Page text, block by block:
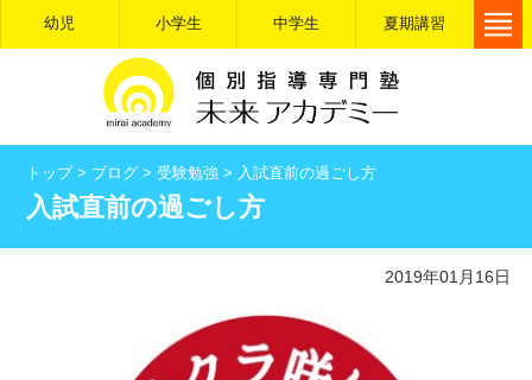
幼児 小学生 中学生 夏期講習
トップ> ブログ >受験勉強 > 入試直前の過ごし方
入試直前の過ごし方
2019年01月16日